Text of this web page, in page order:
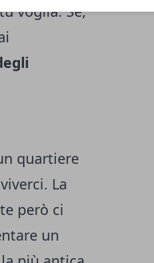
voglia. Se,
quartiere
La
però ci
un